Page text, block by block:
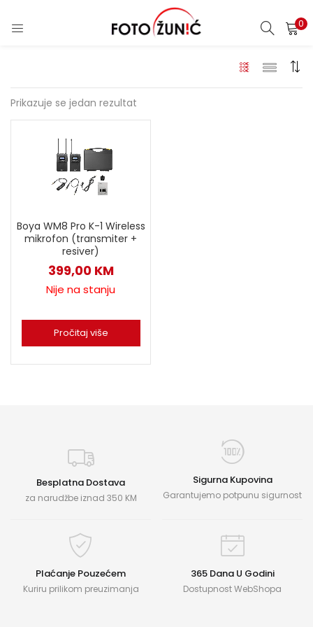
0
Prikazuje se jedan rezultat
Boya WM8 Pro K-1 Wireless
mikrofon (transmiter +
resiver)
399,00 KM
Nije na stanju
Pročitaj više
Besplatna Dostava
za narudžbe iznad 350 KM
Sigurna Kupovina
Garantujemo potpunu sigurnost
Plaćanje Pouzećem
Kuriru prilikom preuzimanja
365 Dana U Godini
Dostupnost WebShopa